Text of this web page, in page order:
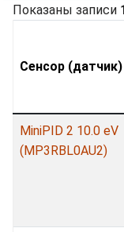
Показаны записи
Сенсор (датчик)
MiniPID 2 10.0 eV
(MP3RBL0AU2)